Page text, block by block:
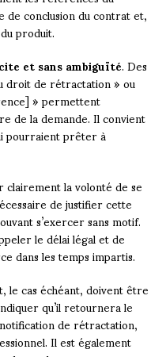
conclusion du contrat et,
produit.
et sans ambiguïté. Des
droit de rétractation » ou
» permettent
de la demande. Il convient
pourraient prêter à
la volonté de se
de justifier cette
s’exercer sans motif.
le délai légal et de
dans les temps impartis.
cas échéant, doivent être
qu’il retournera le
de rétractation,
Il est également